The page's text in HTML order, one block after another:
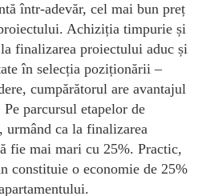
într-adevăr, cel mai bun preț
Achiziția timpurie și
finalizarea proiectului aduc și
în selecția poziționării –
cumpărătorul are avantajul
parcursul etapelor de
urmând ca la finalizarea
fie mai mari cu 25%. Practic,
constituie o economie de 25%